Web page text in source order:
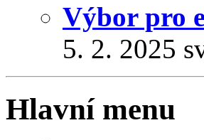
Výbor pro
5. 2. 2025
Hlavní menu